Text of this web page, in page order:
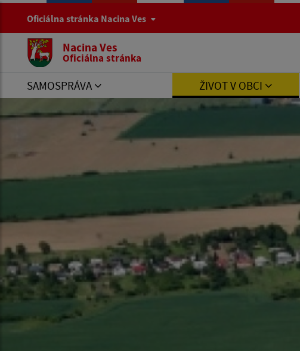
Oficiálna stránka Nacina Ves
Nacina Ves
Oficiálna stránka
SAMOSPRÁVA ŽIVOT V OBCI